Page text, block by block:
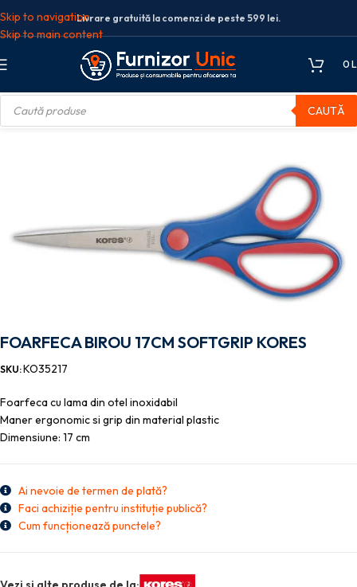
Skip to navigation
Skip to main content
Livrare gratuită la comenzi de peste 599 lei.
0
CAUTĂ
birou
FOARFECA BIROU 17CM SOFTGRIP KORES
SKU:KO35217
Foarfeca cu lama din otel inoxidabil
Maner ergonomic si grip din material plastic
Dimensiune: 17 cm
Ai nevoie de termen de plată?
Faci achiziție pentru instituție publică?
Cum funcționează punctele?